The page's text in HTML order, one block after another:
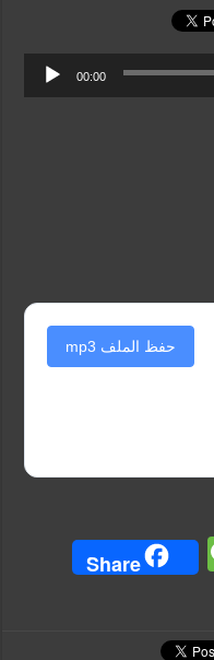
00:00
حفظ الملف mp3
M
Share